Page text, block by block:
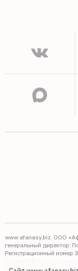
www.afanasy.biz. ООО
генеральный директор:
Регистрационный
Выдано: Федеральная
информационных